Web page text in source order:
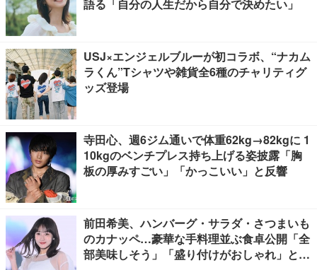
語る「自分の人生だから自分で決めたい」
USJ×エンジェルブルーが初コラボ、“ナカム
ラくん”Tシャツや雑貨全6種のチャリティグ
ッズ登場
寺田心、週6ジム通いで体重62kg→82kgに 1
10kgのベンチプレス持ち上げる姿披露「胸
板の厚みすごい」「かっこいい」と反響
前田希美、ハンバーグ・サラダ・さつまいも
のカナッペ…豪華な手料理並ぶ食卓公開「全
部美味しそう」「盛り付けがおしゃれ」と絶